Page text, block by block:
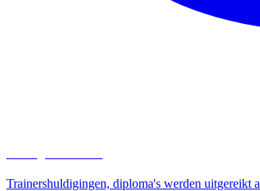
Trainershuldigingen, diploma's werden uitgereikt a